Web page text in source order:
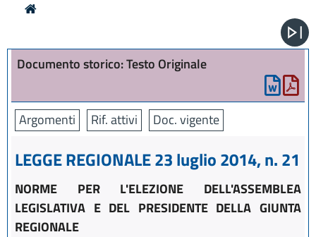
Documento storico: Testo Originale
Argomenti Rif. attivi Doc. vigente
LEGGE REGIONALE 23 luglio 2014, n. 21
NORME PER L'ELEZIONE DELL'ASSEMBLEA
LEGISLATIVA E DEL PRESIDENTE DELLA GIUNTA
REGIONALE